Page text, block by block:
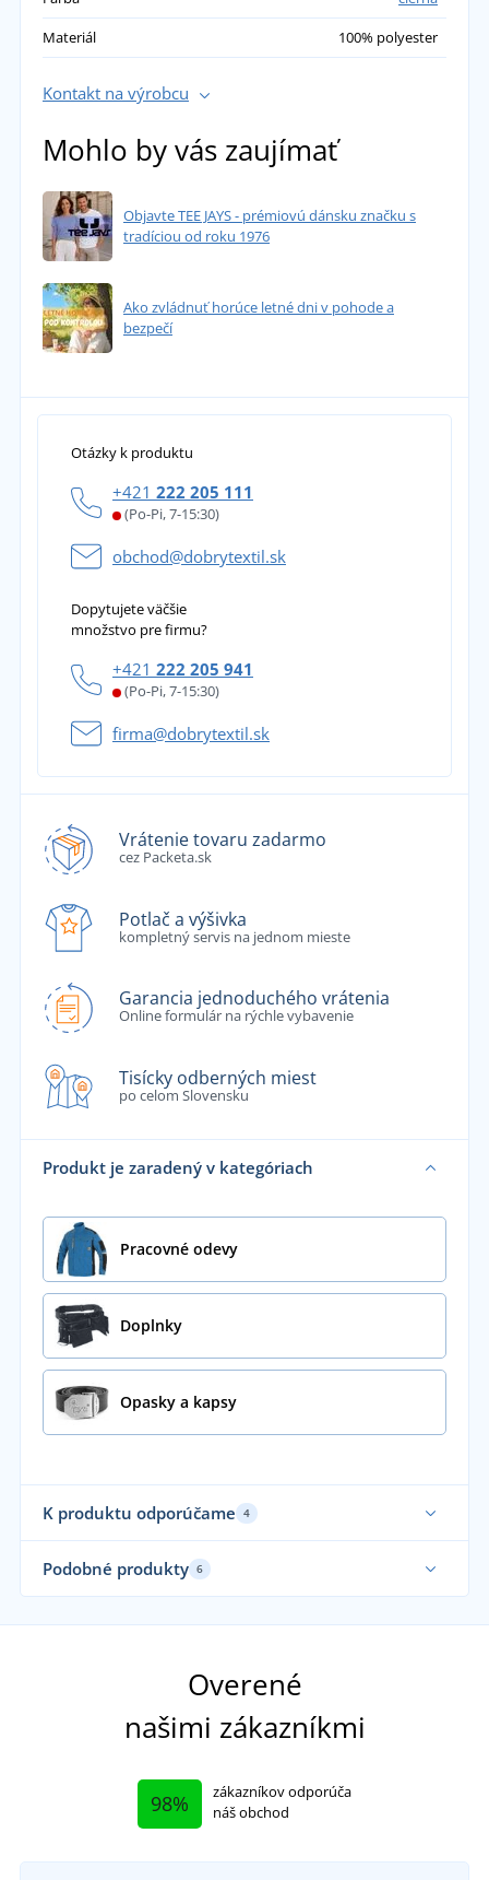
Materiál
100% polyester
Kontakt na výrobcu
Mohlo by vás zaujímať
Objavte TEE JAYS - prémiovú dánsku značku s
tradíciou od roku 1976
Ako zvládnuť horúce letné dni v pohode a
bezpečí
Otázky k produktu
+421 222 205 111
(Po-Pi, 7-15:30)
obchod@dobrytextil.sk
Dopytujete väčšie
množstvo pre firmu?
+421 222 205 941
(Po-Pi, 7-15:30)
firma@dobrytextil.sk
Vrátenie tovaru zadarmo
cez Packeta.sk
Potlač a výšivka
kompletný servis na jednom mieste
Garancia jednoduchého vrátenia
Online formulár na rýchle vybavenie
Tisícky odberných miest
po celom Slovensku
Produkt je zaradený v kategóriach
Pracovné odevy
Doplnky
Opasky a kapsy
K produktu odporúčame 4
Podobné produkty 6
Overené
našimi zákazníkmi
98%
zákazníkov odporúča
náš obchod